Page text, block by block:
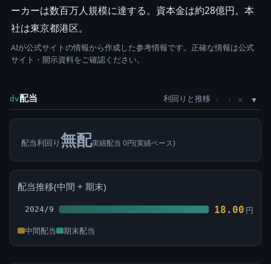
ーカーは数百万人規模に達する。資本金は約28億円。本
社は東京都港区。
AIが公式サイトの情報から作成した参考情報です。正確な情報は公式
サイト・開示資料をご確認ください。
dv配当 利回りと推移 ↑ ↓ ×
配当利回り無配実績配当 0円(実績ベース)
配当推移(中間 + 期末)
2024/9 18.00 円
中間配当 期末配当